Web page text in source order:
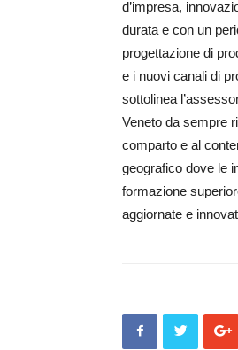
d’impresa,
durata e con un
progettazione di
e i nuovi canali di
sottolinea
Veneto da sempre
comparto e al
geografico dove le
formazione
aggiornate e